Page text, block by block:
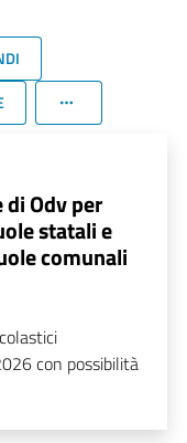
Odv per
statali e
comunali
con possibilità